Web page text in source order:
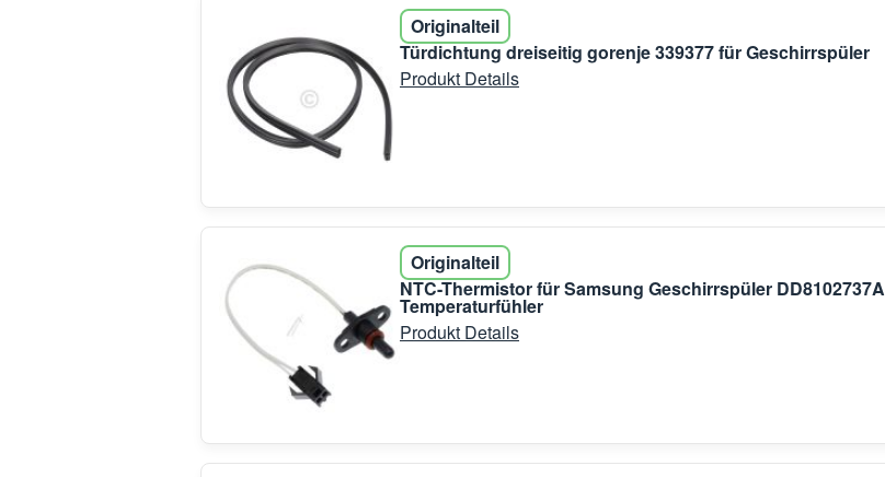
Originalteil
Türdichtung dreiseitig gorenje 339377 für Geschirrspüler
Produkt Details
Originalteil
NTC-Thermistor für Samsung Geschirrspüler DD8102737A
Temperaturfühler
Produkt Details